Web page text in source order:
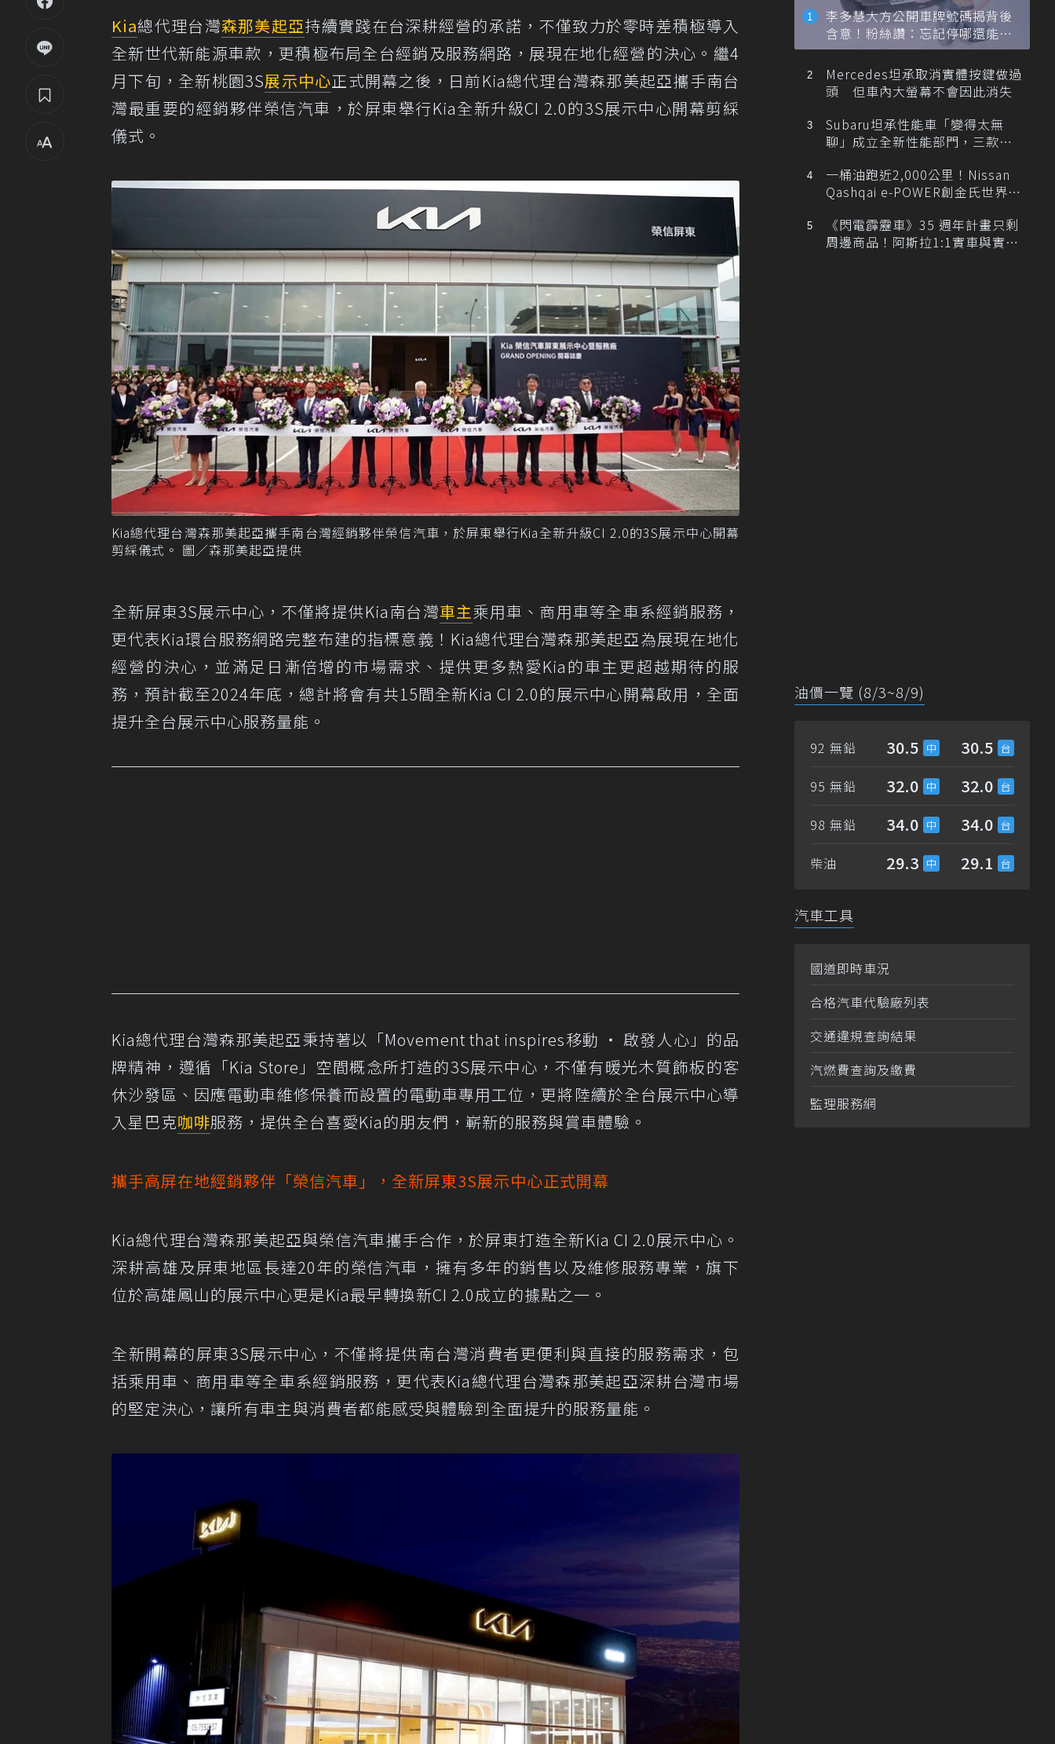
Kia總代理台灣森那美起亞持續實踐在台深耕經營的承諾，不僅致力於零時差積極導入
全新世代新能源車款，更積極布局全台經銷及服務網路，展現在地化經營的決心。繼4
月下旬，全新桃園3S展示中心正式開幕之後，日前Kia總代理台灣森那美起亞攜手南台
灣最重要的經銷夥伴榮信汽車，於屏東舉行Kia全新升級CI 2.0的3S展示中心開幕剪綵
儀式。
Kia總代理台灣森那美起亞攜手南台灣經銷夥伴榮信汽車，於屏東舉行Kia全新升級CI 2.0的3S展示中心開幕
剪綵儀式。 圖／森那美起亞提供
全新屏東3S展示中心，不僅將提供Kia南台灣車主乘用車、商用車等全車系經銷服務，
更代表Kia環台服務網路完整布建的指標意義！Kia總代理台灣森那美起亞為展現在地化
經營的決心，並滿足日漸倍增的市場需求、提供更多熱愛Kia的車主更超越期待的服
務，預計截至2024年底，總計將會有共15間全新Kia CI 2.0的展示中心開幕啟用，全面
提升全台展示中心服務量能。
Kia總代理台灣森那美起亞秉持著以「Movement that inspires移動 ‧ 啟發人心」的品
牌精神，遵循「Kia Store」空間概念所打造的3S展示中心，不僅有暖光木質飾板的客
休沙發區、因應電動車維修保養而設置的電動車專用工位，更將陸續於全台展示中心導
入星巴克咖啡服務，提供全台喜愛Kia的朋友們，嶄新的服務與賞車體驗。
攜手高屏在地經銷夥伴「榮信汽車」，全新屏東3S展示中心正式開幕
Kia總代理台灣森那美起亞與榮信汽車攜手合作，於屏東打造全新Kia CI 2.0展示中心。
深耕高雄及屏東地區長達20年的榮信汽車，擁有多年的銷售以及維修服務專業，旗下
位於高雄鳳山的展示中心更是Kia最早轉換新CI 2.0成立的據點之一。
全新開幕的屏東3S展示中心，不僅將提供南台灣消費者更便利與直接的服務需求，包
括乘用車、商用車等全車系經銷服務，更代表Kia總代理台灣森那美起亞深耕台灣市場
的堅定決心，讓所有車主與消費者都能感受與體驗到全面提升的服務量能。
李多慧大方公開車牌號碼揭背後
含意！粉絲讚：忘記停哪還能幫
忙找車
Mercedes坦承取消實體按鍵做過
頭 但車內大螢幕不會因此消失
Subaru坦承性能車「變得太無
聊」成立全新性能部門，三款手
一桶油跑近2,000公里！Nissan
Qashqai e-POWER創金氏世界紀
《閃電霹靂車》35 週年計畫只剩
周邊商品！阿斯拉1:1實車與實體
油價一覽 (8/3~8/9)
92 無鉛 30.5 30.5
95 無鉛 32.0 32.0
98 無鉛 34.0 34.0
柴油 29.3 29.1
汽車工具
國道即時車況
合格汽車代驗廠列表
交通違規查詢結果
汽燃費查詢及繳費
監理服務網